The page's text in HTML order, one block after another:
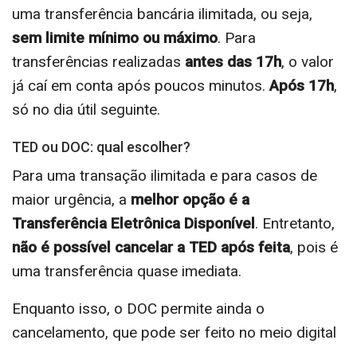
uma transferência bancária ilimitada, ou seja,
sem limite mínimo ou máximo. Para
transferências realizadas antes das 17h, o valor
já caí em conta após poucos minutos.Após 17h,
só no dia útil seguinte.
TED ou DOC: qual escolher?
Para uma transação ilimitada e para casos de
maior urgência, a melhor opção é a
Transferência Eletrônica Disponível. Entretanto,
não é possível cancelar a TED após feita, pois é
uma transferência quase imediata.
Enquanto isso, o DOC permite ainda o
cancelamento, que pode ser feito no meio digital